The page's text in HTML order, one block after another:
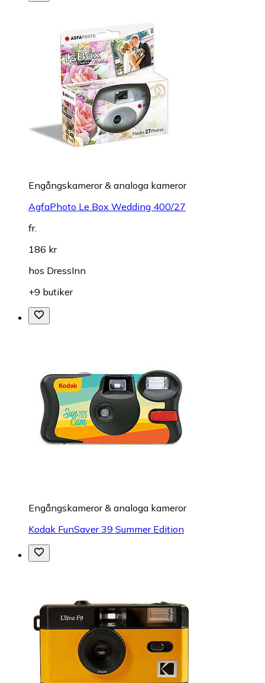
Engångskameror & analoga kameror
AgfaPhoto Le Box Wedding 400/27
fr.
186 kr
hos DressInn
+9 butiker
Engångskameror & analoga kameror
Kodak FunSaver 39 Summer Edition